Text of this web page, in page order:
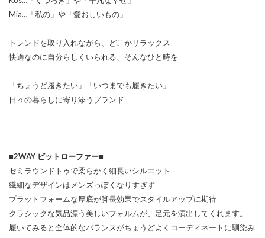
Mia…「私の」や「愛おしいもの」
トレンドを取り入れながら、どこかリラックス
快適なのに自分らしくいられる、そんなひと時を
「ちょうど履きたい」「いつまでも履きたい」
日々の暮らしに寄り添うブランド
■2WAY ビットローファー■
セミラウンドトゥで柔らかく細長いシルエット
繊細なデザインはメンズっぽくなりすぎず
プラットフォームな厚底が脚長効果でスタイルアップに期待
クラシックな気品漂う美しいフォルムが、足元を演出してくれます。
履いてみると全体的なバランスがちょうどよくコーディネートに馴染み